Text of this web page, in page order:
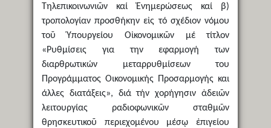
Τηλεπικοινωνιῶν καί Ἐνημερώσεως καί β)
τροπολογίαν προσθήκην εἰς τό σχέδιον νόμου
τοῦ Ὑπουργείου Οἰκονομικῶν μέ τίτλον
«Ρυθμίσεις για την εφαρμογή των
διαρθρωτικών μεταρρυθμίσεων του
Προγράμματος Οικονομικής Προσαρμογής και
άλλες διατάξεις», διά τήν χορήγησιν ἀδειῶν
λειτουργίας ραδιοφωνικῶν σταθμῶν
θρησκευτικοῦ περιεχομένου μέσῳ ἐπιγείου